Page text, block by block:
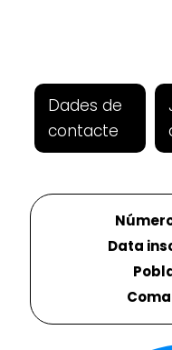
Dades de
contacte
Data